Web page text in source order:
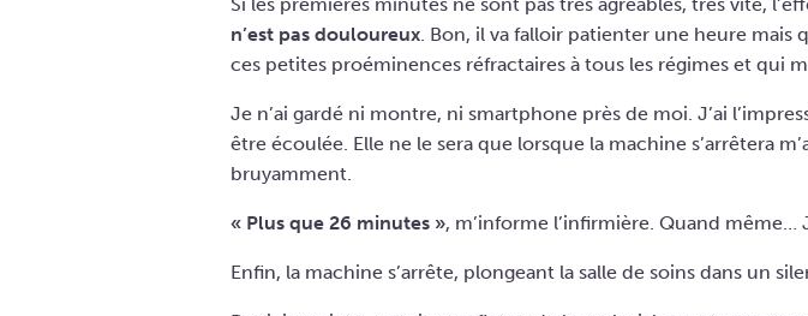
n’est pas douloureux . Bon, il va falloir patienter une heure
ces petites proéminences réfractaires à tous les régimes et qui
Je n’ai gardé ni montre, ni smartphone près de moi. J’ai
être écoulée. Elle ne le sera que lorsque la machine s’arrêtera
bruyamment.
« Plus que 26 minutes », m’informe l’infirmière. Quand même…
Enfin, la machine s’arrête, plongeant la salle de soins dans un